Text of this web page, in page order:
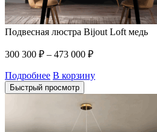
Подвесная люстра Bijout Loft медь
300 300 ₽ – 473 000 ₽
Подробнее В корзину
Быстрый просмотр